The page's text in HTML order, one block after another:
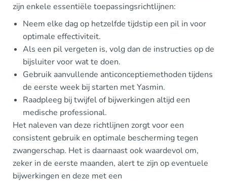
zijn enkele essentiële toepassingsrichtlijnen:
Neem elke dag op hetzelfde tijdstip een pil in voor
optimale effectiviteit.
Als een pil vergeten is, volg dan de instructies op de
bijsluiter voor wat te doen.
Gebruik aanvullende anticonceptiemethoden tijdens
de eerste week bij starten met Yasmin.
Raadpleeg bij twijfel of bijwerkingen altijd een
medische professional.
Het naleven van deze richtlijnen zorgt voor een
consistent gebruik en optimale bescherming tegen
zwangerschap. Het is daarnaast ook waardevol om,
zeker in de eerste maanden, alert te zijn op eventuele
bijwerkingen en deze met een